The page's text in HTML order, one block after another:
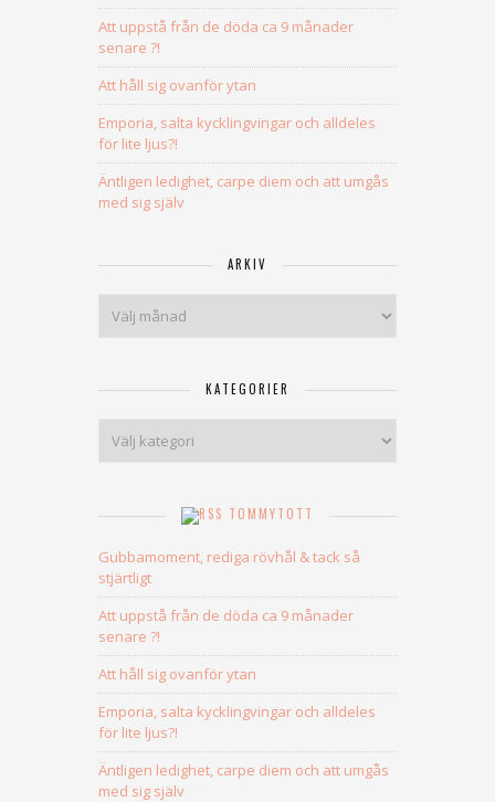
Att uppstå från de döda ca 9 månader
senare ?!
Att håll sig ovanför ytan
Emporia, salta kycklingvingar och alldeles
för lite ljus?!
Äntligen ledighet, carpe diem och att umgås
med sig själv
ARKIV
KATEGORIER
TOMMYTOTT
Gubbamoment, rediga rövhål & tack så
stjärtligt
Att uppstå från de döda ca 9 månader
senare ?!
Att håll sig ovanför ytan
Emporia, salta kycklingvingar och alldeles
för lite ljus?!
Äntligen ledighet, carpe diem och att umgås
med sig själv